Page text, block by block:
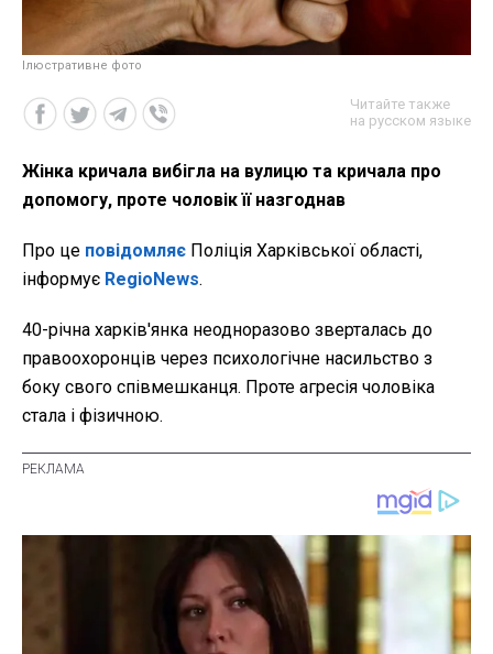
Ілюстративне фото
Читайте также
на русском языке
Жінка кричала вибігла на вулицю та кричала про
допомогу, проте чоловік її назгоднав
Про це повідомляє Поліція Харківської області,
інформує RegioNews.
40-річна харків'янка неодноразово зверталась до
правоохоронців через психологічне насильство з
боку свого співмешканця. Проте агресія чоловіка
стала і фізичною.